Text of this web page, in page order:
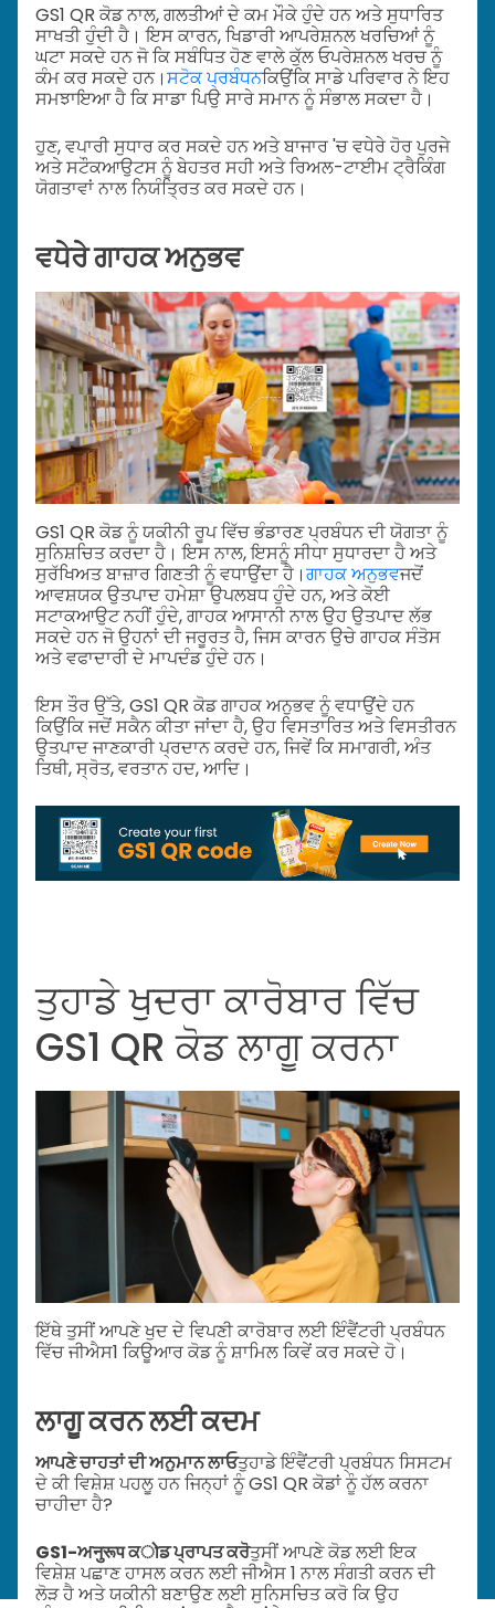
GS1 QR ਕੋਡ ਨਾਲ, ਗਲਤੀਆਂ ਦੇ ਕਮ ਮੌਕੇ ਹੁੰਦੇ ਹਨ ਅਤੇ ਸੁਧਾਰਿਤ
ਸਾਖਤੀ ਹੁੰਦੀ ਹੈ। ਇਸ ਕਾਰਨ, ਖਿਡਾਰੀ ਆਪਰੇਸ਼ਨਲ ਖਰਚਿਆਂ ਨੂੰ
ਘਟਾ ਸਕਦੇ ਹਨ ਜੋ ਕਿ ਸਬੰਧਿਤ ਹੋਣ ਵਾਲੇ ਕੁੱਲ ਓਪਰੇਸ਼ਨਲ ਖਰਚ ਨੂੰ
ਕੰਮ ਕਰ ਸਕਦੇ ਹਨ।ਸਟੋਕ ਪ੍ਰਬੰਧਨਕਿਉਂਕਿ ਸਾਡੇ ਪਰਿਵਾਰ ਨੇ ਇਹ
ਸਮਝਾਇਆ ਹੈ ਕਿ ਸਾਡਾ ਪਿਉ ਸਾਰੇ ਸਮਾਨ ਨੂੰ ਸੰਭਾਲ ਸਕਦਾ ਹੈ।
ਹੁਣ, ਵਪਾਰੀ ਸੁਧਾਰ ਕਰ ਸਕਦੇ ਹਨ ਅਤੇ ਬਾਜਾਰ 'ਚ ਵਧੇਰੇ ਹੋਰ ਪੁਰਜੇ
ਅਤੇ ਸਟੌਕਆਉਟਸ ਨੂੰ ਬੇਹਤਰ ਸਹੀ ਅਤੇ ਰਿਅਲ-ਟਾਈਮ ਟ੍ਰੈਕਿੰਗ
ਯੋਗਤਾਵਾਂ ਨਾਲ ਨਿਯੰਤ੍ਰਿਤ ਕਰ ਸਕਦੇ ਹਨ।
ਵਧੇਰੇ ਗਾਹਕ ਅਨੁਭਵ
GS1 QR ਕੋਡ ਨੂੰ ਯਕੀਨੀ ਰੂਪ ਵਿੱਚ ਭੰਡਾਰਣ ਪ੍ਰਬੰਧਨ ਦੀ ਯੋਗਤਾ ਨੂੰ
ਸੁਨਿਸ਼ਚਿਤ ਕਰਦਾ ਹੈ। ਇਸ ਨਾਲ, ਇਸਨੂੰ ਸੀਧਾ ਸੁਧਾਰਦਾ ਹੈ ਅਤੇ
ਸੁਰੱਖਿਅਤ ਬਾਜ਼ਾਰ ਗਿਣਤੀ ਨੂੰ ਵਧਾਉਂਦਾ ਹੈ।ਗਾਹਕ ਅਨੁਭਵਜਦੋਂ
ਆਵਸ਼ਯਕ ਉਤਪਾਦ ਹਮੇਸ਼ਾ ਉਪਲਬਧ ਹੁੰਦੇ ਹਨ, ਅਤੇ ਕੋਈ
ਸਟਾਕਆਉਟ ਨਹੀਂ ਹੁੰਦੇ, ਗਾਹਕ ਆਸਾਨੀ ਨਾਲ ਉਹ ਉਤਪਾਦ ਲੱਭ
ਸਕਦੇ ਹਨ ਜੋ ਉਹਨਾਂ ਦੀ ਜਰੂਰਤ ਹੈ, ਜਿਸ ਕਾਰਨ ਉਚੇ ਗਾਹਕ ਸੰਤੋਸ
ਅਤੇ ਵਫਾਦਾਰੀ ਦੇ ਮਾਪਦੰਡ ਹੁੰਦੇ ਹਨ।
ਇਸ ਤੌਰ ਉੱਤੇ, GS1 QR ਕੋਡ ਗਾਹਕ ਅਨੁਭਵ ਨੂੰ ਵਧਾਉਂਦੇ ਹਨ
ਕਿਉਂਕਿ ਜਦੋਂ ਸਕੈਨ ਕੀਤਾ ਜਾਂਦਾ ਹੈ, ਉਹ ਵਿਸਤਾਰਿਤ ਅਤੇ ਵਿਸਤੀਰਨ
ਉਤਪਾਦ ਜਾਣਕਾਰੀ ਪ੍ਰਦਾਨ ਕਰਦੇ ਹਨ, ਜਿਵੇਂ ਕਿ ਸਮਾਗਰੀ, ਅੰਤ
ਤਿਥੀ, ਸ੍ਰੋਤ, ਵਰਤਾਨ ਹਦ, ਆਦਿ।
ਤੁਹਾਡੇ ਖੁਦਰਾ ਕਾਰੋਬਾਰ ਵਿੱਚ
GS1 QR ਕੋਡ ਲਾਗੂ ਕਰਨਾ
ਇੱਥੇ ਤੁਸੀਂ ਆਪਣੇ ਖੁਦ ਦੇ ਵਿਪਣੀ ਕਾਰੋਬਾਰ ਲਈ ਇੰਵੈਂਟਰੀ ਪ੍ਰਬੰਧਨ
ਵਿੱਚ ਜੀਐਸ1 ਕਿਊਆਰ ਕੋਡ ਨੂੰ ਸ਼ਾਮਿਲ ਕਿਵੇਂ ਕਰ ਸਕਦੇ ਹੋ।
ਲਾਗੂ ਕਰਨ ਲਈ ਕਦਮ
ਆਪਣੇ ਚਾਹਤਾਂ ਦੀ ਅਨੁਮਾਨ ਲਾਓਤੁਹਾਡੇ ਇੰਵੈਂਟਰੀ ਪ੍ਰਬੰਧਨ ਸਿਸਟਮ
ਦੇ ਕੀ ਵਿਸ਼ੇਸ਼ ਪਹਲੂ ਹਨ ਜਿਨ੍ਹਾਂ ਨੂੰ GS1 QR ਕੋਡਾਂ ਨੂੰ ਹੱਲ ਕਰਨਾ
ਚਾਹੀਦਾ ਹੈ?
GS1-ਅनुरूप ਕोਡ ਪ੍ਰਾਪਤ ਕਰੋਤੁਸੀਂ ਆਪਣੇ ਕੋਡ ਲਈ ਇਕ
ਵਿਸ਼ੇਸ਼ ਪਛਾਣ ਹਾਸਲ ਕਰਨ ਲਈ ਜੀਐਸ 1 ਨਾਲ ਸੰਗਤੀ ਕਰਨ ਦੀ
ਲੋੜ ਹੈ ਅਤੇ ਯਕੀਨੀ ਬਣਾਉਣ ਲਈ ਸੁਨਿਸਚਿਤ ਕਰੋ ਕਿ ਉਹ